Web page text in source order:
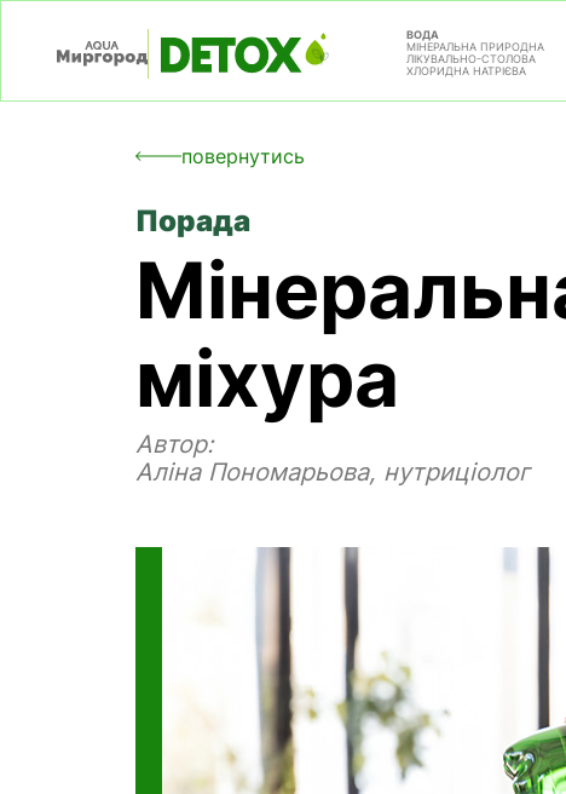
ВОДА
МІНЕРАЛЬНА ПРИРОДНА
ЛІКУВАЛЬНО-СТОЛОВА
ХЛОРИДНА НАТРІЄВА
повернутись
Порада
міхура
Автор:
Аліна Пономарьова, нутриціолог